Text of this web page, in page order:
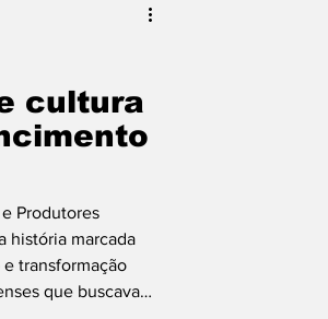
cultura
Produtores
história marcada
transformação
que buscavam